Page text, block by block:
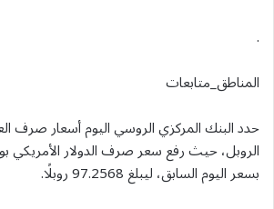
.
المناطق_متابعات
حدد البنك المركزي الروسي اليوم أسعار صرف
بسعر اليوم السابق، ليبلغ 97.2568 روبلًا.